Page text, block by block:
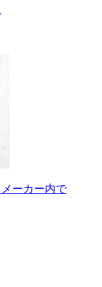
ーカー内で